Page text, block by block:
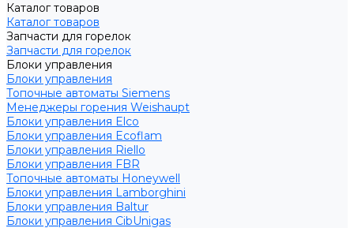
Каталог товаров
Каталог товаров
Запчасти для горелок
Запчасти для горелок
Блоки управления
Блоки управления
Топочные автоматы Siemens
Менеджеры горения Weishaupt
Блоки управления Elco
Блоки управления Ecoflam
Блоки управления Riello
Блоки управления FBR
Топочные автоматы Honeywell
Блоки управления Lamborghini
Блоки управления Baltur
Блоки управления CibUnigas